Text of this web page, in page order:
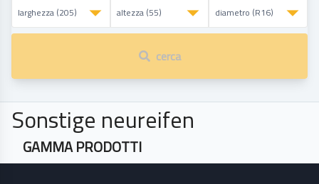
cerca
Sonstige neureifen
GAMMA PRODOTTI